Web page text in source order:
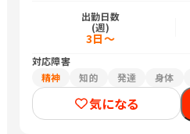
出勤日数
(週)
3日～
対応障害
精神
知的 発達 身体
気になる